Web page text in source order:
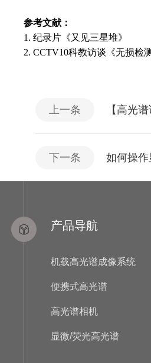
参考文献：
1. 纪录片《又见三星堆》
2. CCTV10科教访谈《无损检
上一条 【高光
下一条 如何操作
产品导航
机载高光谱成像系统
便携式高光谱
高光谱相机
显微/荧光高光谱